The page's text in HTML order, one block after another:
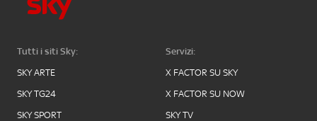
Tutti i siti Sky:
SKY ARTE
SKY TG24
SKY SPORT
Servizi:
X FACTOR SU SKY
X FACTOR SU NOW
SKY TV